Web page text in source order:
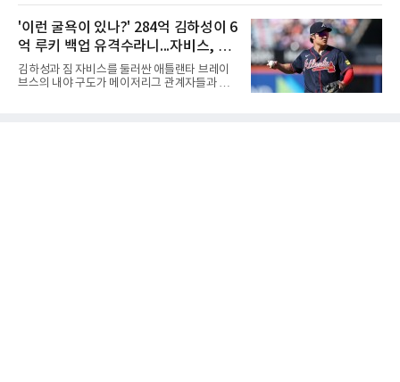
고는 인하부고와 우승을 다툴 기회를 잡았다.여
자 18세 이하부에서는 중앙여고
출하며 야구 팬들과 전문가들 사이에 씁쓸한 뒷
맛을 남기고 있다.출국 당시만 해도 선수의 고질
적인 제구 문제를 해결할 특효약이 될 것처럼 포
장되었던 이번 연수는, 뚜껑을 열어보니 '제구력
5등급에게 2주짜리 족집게 과외를 붙여 1등급을
기대한 꼴'이었다는 냉정한 평가를 피하기 어렵
게 됐다.야구에서 투수의 제구력은 오랜 시간 투
'이런 굴욕이 있나?' 284억 김하성이 6
억 루키 백업 유격수라니...자비스, 수
비도 김하성보다 한 수 위 평가
김하성과 짐 자비스를 둘러싼 애틀랜타 브레이
브스의 내야 구도가 메이저리그 관계자들과 야